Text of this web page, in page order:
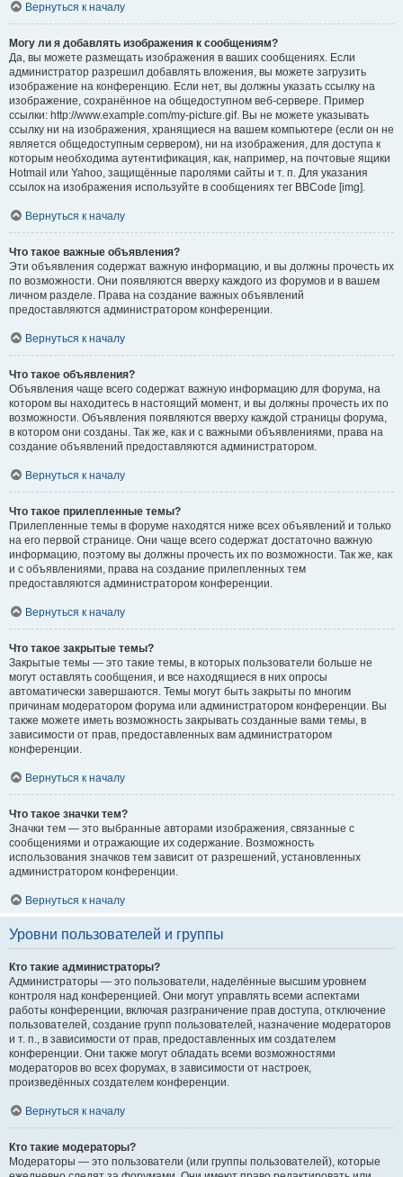
Вернуться к началу
Могу ли я добавлять изображения к сообщениям?
Да, вы можете размещать изображения в ваших сообщениях. Если
администратор разрешил добавлять вложения, вы можете загрузить
изображение на конференцию. Если нет, вы должны указать ссылку на
изображение, сохранённое на общедоступном веб-сервере. Пример
ссылки: http://www.example.com/my-picture.gif. Вы не можете указывать
ссылку ни на изображения, хранящиеся на вашем компьютере (если он не
является общедоступным сервером), ни на изображения, для доступа к
которым необходима аутентификация, как, например, на почтовые ящики
Hotmail или Yahoo, защищённые паролями сайты и т. п. Для указания
ссылок на изображения используйте в сообщениях тег BBCode [img].
Вернуться к началу
Что такое важные объявления?
Эти объявления содержат важную информацию, и вы должны прочесть их
по возможности. Они появляются вверху каждого из форумов и в вашем
личном разделе. Права на создание важных объявлений
предоставляются администратором конференции.
Вернуться к началу
Что такое объявления?
Объявления чаще всего содержат важную информацию для форума, на
котором вы находитесь в настоящий момент, и вы должны прочесть их по
возможности. Объявления появляются вверху каждой страницы форума,
в котором они созданы. Так же, как и с важными объявлениями, права на
создание объявлений предоставляются администратором.
Вернуться к началу
Что такое прилепленные темы?
Прилепленные темы в форуме находятся ниже всех объявлений и только
на его первой странице. Они чаще всего содержат достаточно важную
информацию, поэтому вы должны прочесть их по возможности. Так же, как
и с объявлениями, права на создание прилепленных тем
предоставляются администратором конференции.
Вернуться к началу
Что такое закрытые темы?
Закрытые темы — это такие темы, в которых пользователи больше не
могут оставлять сообщения, и все находящиеся в них опросы
автоматически завершаются. Темы могут быть закрыты по многим
причинам модератором форума или администратором конференции. Вы
также можете иметь возможность закрывать созданные вами темы, в
зависимости от прав, предоставленных вам администратором
конференции.
Вернуться к началу
Что такое значки тем?
Значки тем — это выбранные авторами изображения, связанные с
сообщениями и отражающие их содержание. Возможность
использования значков тем зависит от разрешений, установленных
администратором конференции.
Вернуться к началу
Уровни пользователей и группы
Кто такие администраторы?
Администраторы — это пользователи, наделённые высшим уровнем
контроля над конференцией. Они могут управлять всеми аспектами
работы конференции, включая разграничение прав доступа, отключение
пользователей, создание групп пользователей, назначение модераторов
и т. п., в зависимости от прав, предоставленных им создателем
конференции. Они также могут обладать всеми возможностями
модераторов во всех форумах, в зависимости от настроек,
произведённых создателем конференции.
Вернуться к началу
Кто такие модераторы?
Модераторы — это пользователи (или группы пользователей), которые